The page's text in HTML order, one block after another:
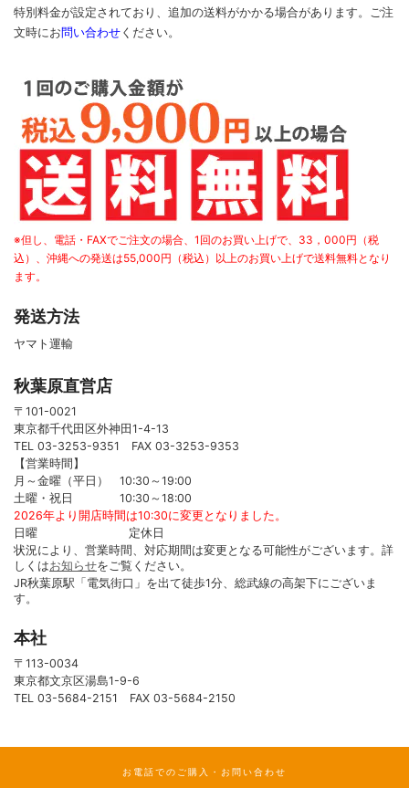
特別料金が設定されており、追加の送料がかかる場合があります。 ご注
文時にお問い合わせ ください。
※但し、電話・FAXでご注文の場合、1回のお買い上げで、33，000円（税
込）、沖縄への発送は55,000円（税込）以上のお買い上げで送料無料となり
ます。
発送方法
ヤマト運輸
秋葉原直営店
〒101-0021
東京都千代田区外神田1-4-13
TEL 03-3253-9351 FAX 03-3253-9353
【営業時間】
月～金曜（平日） 10:30～19:00
土曜・祝日 10:30～18:00
2026年より開店時間は10:30に変更となりました。
日曜 定休日
状況により、営業時間、対応期間は変更となる可能性がございます。詳
しくはお知らせをご覧ください。
JR秋葉原駅「電気街口」を出て徒歩1分、総武線の高架下にございま
す。
本社
〒113-0034
東京都文京区湯島1-9-6
TEL 03-5684-2151 FAX 03-5684-2150
お電話でのご購入・お問い合わせ